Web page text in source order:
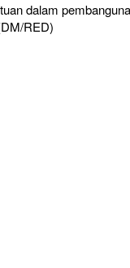
dalam
RED)